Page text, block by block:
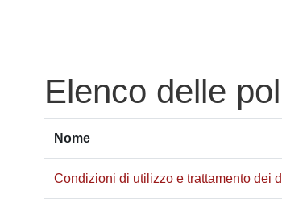
Elenco delle
Nome
Condizioni di utilizzo e trattamento dei